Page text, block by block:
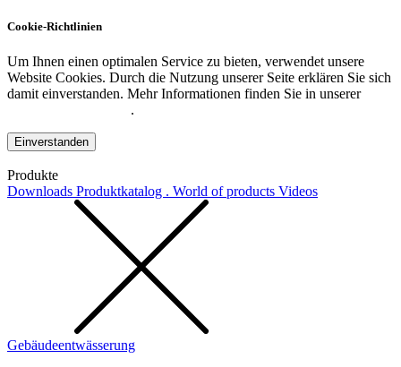
Cookie-Richtlinien
Um Ihnen einen optimalen Service zu bieten, verwendet unsere
Website Cookies. Durch die Nutzung unserer Seite erklären Sie sich
damit einverstanden. Mehr Informationen finden Sie in unserer
.
Einverstanden
Produkte
Downloads Produktkatalog . World of products Videos
Gebäudeentwässerung